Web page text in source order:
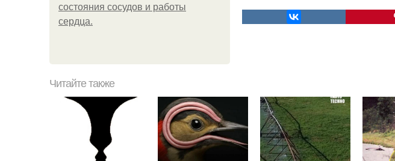
состояния сосудов и работы
сердца.
Читайте также